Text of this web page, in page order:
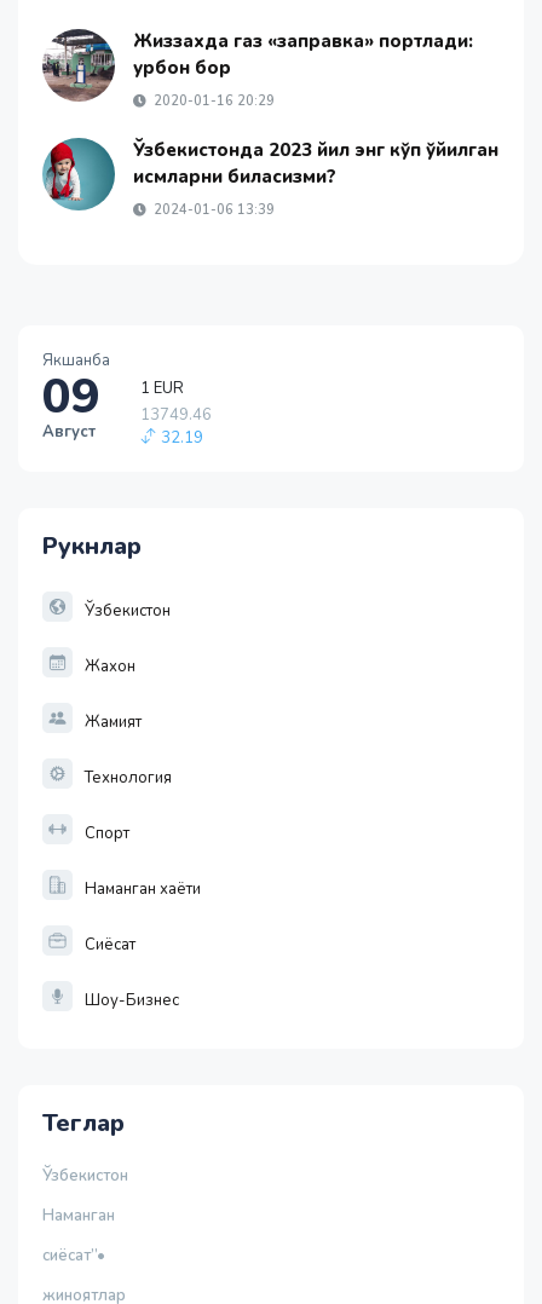
Якшанба
09
Август
1 EUR
13749.46
32.19
Рукнлар
Ўзбекистон
Жахон
Жамият
Технология
Спорт
Наманган хаёти
Сиёсат
Шоу-Бизнес
Теглар
Ўзбекистон
Наманган
сиёсат”•
жиноятлар
Жиззахда газ «заправка» портлади:
қурбон бор
2020-01-16 20:29
Ўзбекистонда 2023 йил энг кўп қўйилган
исмларни биласизми?
2024-01-06 13:39